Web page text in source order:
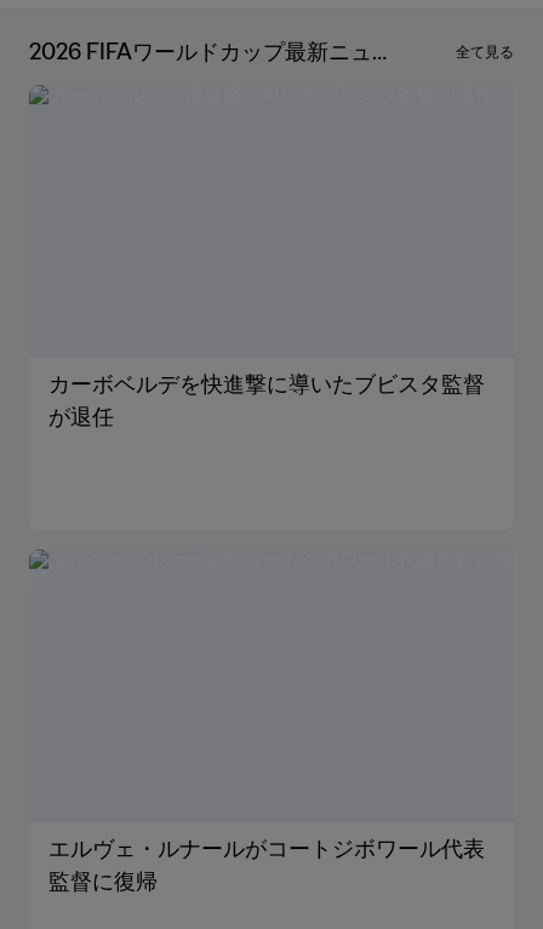
2026 FIFAワールドカップ最新ニュ
ース
全て見る
カーボベルデを快進撃に導いたブビスタ監督
が退任
エルヴェ・ルナールがコートジボワール代表
監督に復帰